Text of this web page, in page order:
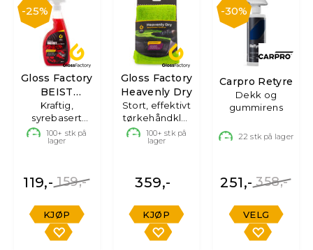
25%
Gloss Factory
BEIST
Felgrens
Kraftig,
syrebasert
felgrens -
750ml
100+ stk på
lager
159,-
119,-
KJØP
Gloss Factory
Heavenly Dry
Stort, effektivt
tørkehåndkle,
70x90 cm
100+ stk på
lager
359,-
KJØP
30%
Carpro Retyre
Dekk og
gummirens
22 stk på lager
358,-
251,-
VELG